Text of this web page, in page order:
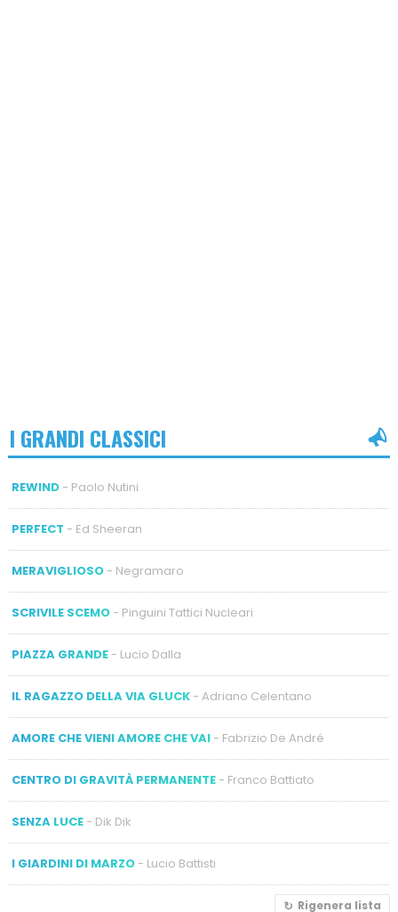
I GRANDI CLASSICI
REWIND- Paolo Nutini
PERFECT - Ed Sheeran
MERAVIGLIOSO- Negramaro
SCRIVILE SCEMO- Pinguini Tattici Nucleari
PIAZZA GRANDE- Lucio Dalla
IL RAGAZZO DELLA VIA GLUCK- Adriano Celentano
AMORE CHE VIENI AMORE CHE VAI- Fabrizio De André
CENTRO DI GRAVITÀ PERMANENTE- Franco Battiato
SENZA LUCE- Dik Dik
I GIARDINI DI MARZO- Lucio Battisti
Rigenera lista